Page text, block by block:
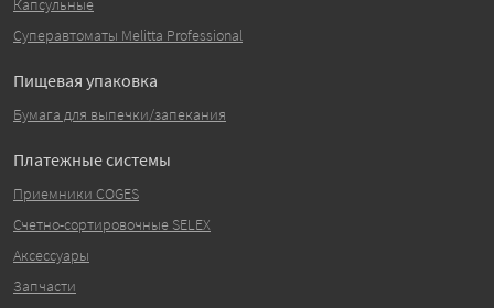
Капсульные
Суперавтоматы Melitta Professional
Пищевая упаковка
Бумага для выпечки/запекания
Платежные системы
Приемники COGES
Счетно-сортировочные SELEX
Аксессуары
Запчасти